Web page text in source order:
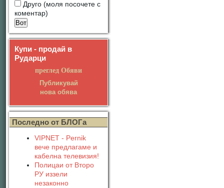
Друго (моля посочете с
коментар)
Купи - продай в
Рударци
преглед Обяви
Публикувай
нова обява
Последно от БЛОГа
VIPNET - Pernik
вече предлагаме и
кабелна телевизия!
Полицаи от Второ
РУ иззели
незаконно